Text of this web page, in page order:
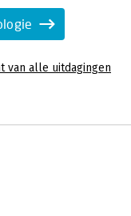
van alle uitdagingen